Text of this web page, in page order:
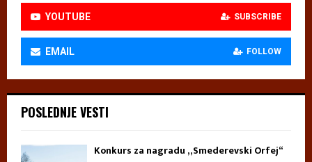
YOUTUBE SUBSCRIBE
EMAIL FOLLOW
POSLEDNJE VESTI
Konkurs za nagradu „Smederevski Orfej“